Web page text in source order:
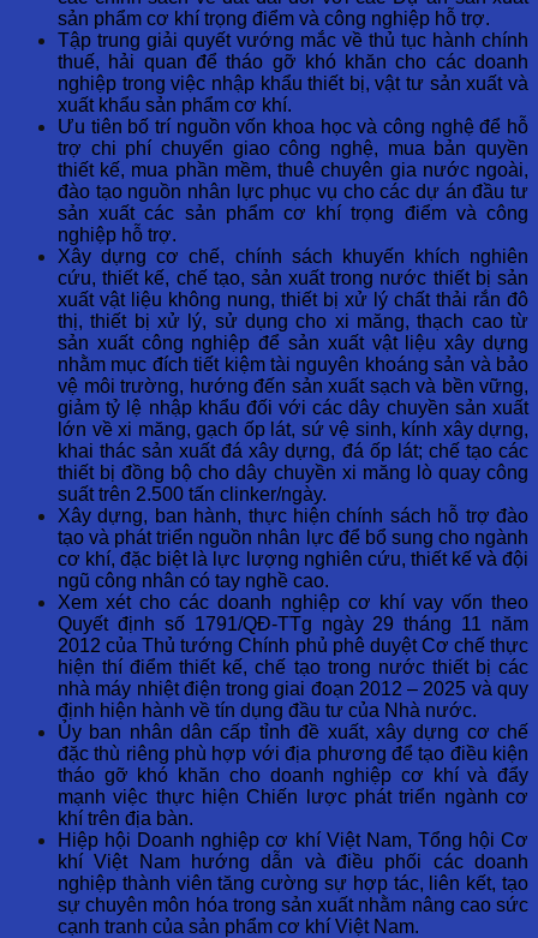
sản phẩm cơ khí trọng điểm và công nghiệp hỗ trợ.
Tập trung giải quyết vướng mắc về thủ tục hành chính
thuế, hải quan để tháo gỡ khó khăn cho các doanh
nghiệp trong việc nhập khẩu thiết bị, vật tư sản xuất và
xuất khẩu sản phẩm cơ khí.
Ưu tiên bố trí nguồn vốn khoa học và công nghệ để hỗ
trợ chi phí chuyển giao công nghệ, mua bản quyền
thiết kế, mua phần mềm, thuê chuyên gia nước ngoài,
đào tạo nguồn nhân lực phục vụ cho các dự án đầu tư
sản xuất các sản phẩm cơ khí trọng điểm và công
nghiệp hỗ trợ.
Xây dựng cơ chế, chính sách khuyến khích nghiên
cứu, thiết kế, chế tạo, sản xuất trong nước thiết bị sản
xuất vật liệu không nung, thiết bị xử lý chất thải rắn đô
thị, thiết bị xử lý, sử dụng cho xi măng, thạch cao từ
sản xuất công nghiệp để sản xuất vật liệu xây dựng
nhằm mục đích tiết kiệm tài nguyên khoáng sản và bảo
vệ môi trường, hướng đến sản xuất sạch và bền vững,
giảm tỷ lệ nhập khẩu đối với các dây chuyền sản xuất
lớn về xi măng, gạch ốp lát, sứ vệ sinh, kính xây dựng,
khai thác sản xuất đá xây dựng, đá ốp lát; chế tạo các
thiết bị đồng bộ cho dây chuyền xi măng lò quay công
suất trên 2.500 tấn clinker/ngày.
Xây dựng, ban hành, thực hiện chính sách hỗ trợ đào
tạo và phát triển nguồn nhân lực để bổ sung cho ngành
cơ khí, đặc biệt là lực lượng nghiên cứu, thiết kế và đội
ngũ công nhân có tay nghề cao.
Xem xét cho các doanh nghiệp cơ khí vay vốn theo
Quyết định số 1791/QĐ-TTg ngày 29 tháng 11 năm
2012 của Thủ tướng Chính phủ phê duyệt Cơ chế thực
hiện thí điểm thiết kế, chế tạo trong nước thiết bị các
nhà máy nhiệt điện trong giai đoạn 2012 – 2025 và quy
định hiện hành về tín dụng đầu tư của Nhà nước.
Ủy ban nhân dân cấp tỉnh đề xuất, xây dựng cơ chế
đặc thù riêng phù hợp với địa phương để tạo điều kiện
tháo gỡ khó khăn cho doanh nghiệp cơ khí và đẩy
mạnh việc thực hiện Chiến lược phát triển ngành cơ
khí trên địa bàn.
Hiệp hội Doanh nghiệp cơ khí Việt Nam, Tổng hội Cơ
khí Việt Nam hướng dẫn và điều phối các doanh
nghiệp thành viên tăng cường sự hợp tác, liên kết, tạo
sự chuyên môn hóa trong sản xuất nhằm nâng cao sức
cạnh tranh của sản phẩm cơ khí Việt Nam.